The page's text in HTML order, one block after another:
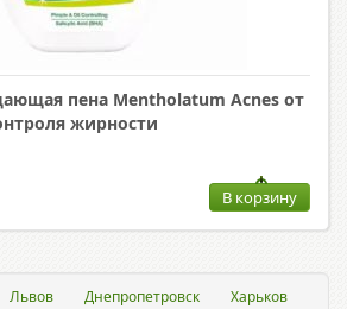
пена Mentholatum Acnes от
жирности
В корзину
Львов Днепропетровск
Харьков